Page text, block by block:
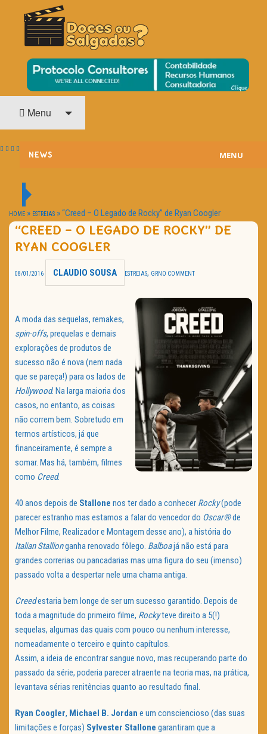
DOCES OU SALGADAS?
O Cinema? Uma Paixão!!
Menu
NEWS
PASSATEMPOS
HOME CINEMA
NOTA PESSOAL
TRAILER DO DIA
Política de Privacidade
MENU
HOME » ESTREIAS »“Creed – O Legado de Rocky” de Ryan Coogler
“CREED – O LEGADO DE ROCKY” DE
RYAN COOGLER
08/01/2016 CLAUDIO SOUSA ESTREIAS, GRNO COMMENT
A moda das sequelas, remakes,
spin-offs, prequelas e demais
explorações de produtos de
sucesso não é nova (nem nada
que se pareça!) para os lados de
Hollywood. Na larga maioria dos
casos, no entanto, as coisas
não correm bem. Sobretudo em
termos artísticos, já que
financeiramente, é sempre a
somar. Mas há, também, filmes
como Creed.
40 anos depois de Stallone nos ter dado a conhecer Rocky(pode
parecer estranho mas estamos a falar do vencedor do Oscar®de
Melhor Filme, Realizador e Montagem desse ano), a história do
Italian Stallionganha renovado fôlego. Balboajá não está para
grandes correrias ou pancadarias mas uma figura do seu (imenso)
passado volta a despertar nele uma chama antiga.
Creedestaria bem longe de ser um sucesso garantido. Depois de
toda a magnitude do primeiro filme, Rockyteve direito a 5(!)
sequelas, algumas das quais com pouco ou nenhum interesse,
nomeadamente o terceiro e quinto capítulos.
Assim, a ideia de encontrar sangue novo, mas recuperando parte do
passado da série, poderia parecer atraente na teoria mas, na prática,
levantava sérias renitências quanto ao resultado final.
Ryan Coogler, Michael B. Jordan e um consciencioso (das suas
limitações e forças) Sylvester Stallone garantiram que a